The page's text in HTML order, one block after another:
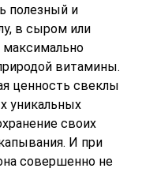
полезный и
в сыром или
максимально
витамины.
ценность свеклы
уникальных
своих
И при
совершенно не